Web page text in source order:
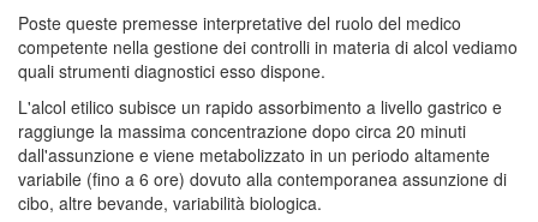
Poste queste premesse interpretative del ruolo del medico
competente nella gestione dei controlli in materia di alcol vediamo
quali strumenti diagnostici esso dispone.
L'alcol etilico subisce un rapido assorbimento a livello gastrico e
raggiunge la massima concentrazione dopo circa 20 minuti
dall'assunzione e viene metabolizzato in un periodo altamente
variabile (fino a 6 ore) dovuto alla contemporanea assunzione di
cibo, altre bevande, variabilità biologica.